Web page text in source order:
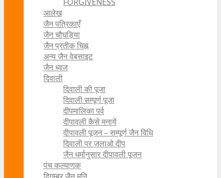
आलेख
जैन पत्रिकाएँ
जैन चौघड़िया
जैन प्रतीक चिह्न
अन्य जैन वेबसाइट
जैन ध्वज
दिवाली
दिवाली की पूजा
दिवाली सम्पूर्ण पूजा
दीपमालिका पर्व
दीपावली कैसे मनायें
दीपावली पूजन – सम्पूर्ण जैन विधि
दिवाली पर जलाओ दीप
जैन धर्मानुसार दीपावली पूजन
पंच कल्याणक